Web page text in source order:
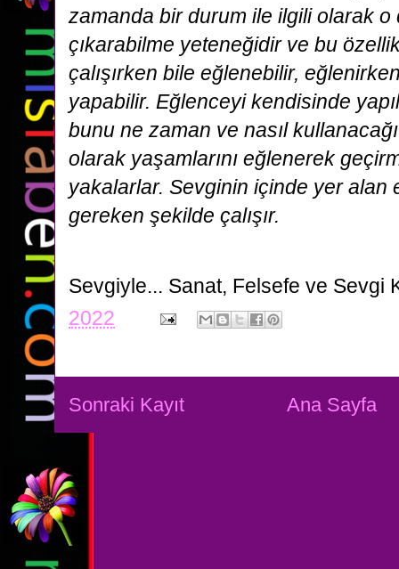
zamanda bir durum ile ilgili olarak o
çıkarabilme yeteneğidir ve bu
çalışırken bile eğlenebilir,
yapabilir. Eğlenceyi kendisinde
bunu ne zaman ve nasıl
olarak yaşamlarını eğlenerek
yakalarlar. Sevginin içinde yer alan
gereken şekilde çalışır.
Sevgiyle... Sanat, Felsefe ve Sevgi
2022
Sonraki Kayıt Ana Sayfa